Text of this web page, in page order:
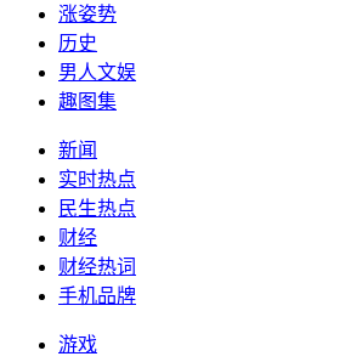
涨姿势
历史
男人文娱
趣图集
新闻
实时热点
民生热点
财经
财经热词
手机品牌
游戏